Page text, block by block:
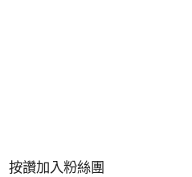
按讚加入粉絲團